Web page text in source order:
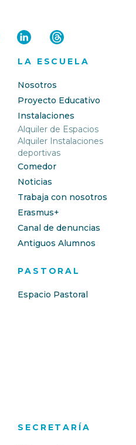
LA ESCUELA
Nosotros
Proyecto Educativo
Instalaciones
Alquiler de Espacios
Alquiler Instalaciones
deportivas
Comedor
Noticias
Trabaja con nosotros
Erasmus+
Canal de denuncias
Antiguos Alumnos
PASTORAL
Espacio Pastoral
SECRETARÍA